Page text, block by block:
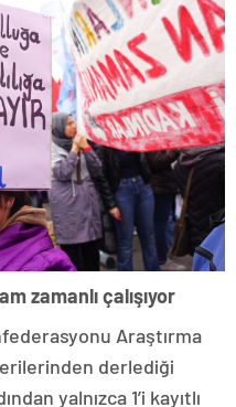
zamanlı çalışıyor
Araştırma
derlediği
yalnızca 1’i kayıtlı